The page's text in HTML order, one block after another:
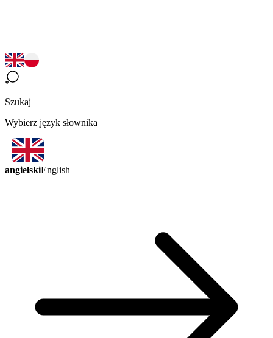
Szukaj
Wybierz język słownika
angielskiEnglish